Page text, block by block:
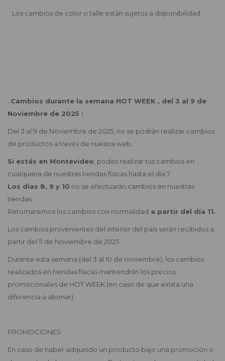
. Los cambios de color o talle están sujetos a disponibilidad
Cambios durante la semana HOT WEEK , del 3 al 9 de
Noviembre de 2025 :
Del 3 al 9 de Noviembre de 2025, no se podrán realizar cambios
de productos a través de nuestra web.
Si estás en Montevideo , podes realizar tus cambios en
cualquiera de nuestras tiendas físicas hasta el día 7.
Los días 8, 9 y 10 no se efectuarán cambios en nuestras
tiendas.
Retomaremos los cambios con normalidad a partir del día 11.
Los cambios provenientes del interior del país serán recibidos a
partir del 11 de Noviembre de 2025.
Durante esta semana (del 3 al 10 de noviembre), los cambios
realizados en tiendas físicas mantendrán los precios
promocionales de HOT WEEK (en caso de que exista una
diferencia a abonar).
PROMOCIONES:
En caso de haber adquirido un producto bajo una promoción o